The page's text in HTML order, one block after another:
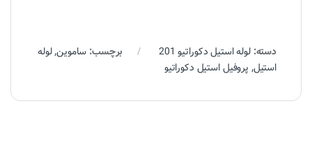
دسته:لوله استیل دکوراتیو 201 برچسب: ساموین,لوله
استیل, پروفیل استیل دکوراتیو